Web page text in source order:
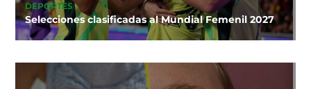
DEPORTES
Selecciones clasificadas al Mundial Femenil 2027